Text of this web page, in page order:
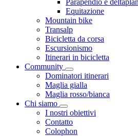
Equitazione
Mountain bike
Transalp
Bicicletta da corsa
Escursionismo
Itinerari in bicicletta
Community
Dominatori itinerari
Maglia gialla
Maglia rosso/bianca
Chi siamo
I nostri obiettivi
Contatto
Colophon